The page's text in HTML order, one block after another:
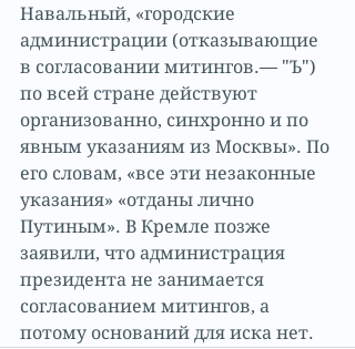
Навальный, «городские
администрации (отказывающие
в согласовании митингов.— "Ъ")
по всей стране действуют
организованно, синхронно и по
явным указаниям из Москвы». По
его словам, «все эти незаконные
указания» «отданы лично
Путиным». В Кремле позже
заявили, что администрация
президента не занимается
согласованием митингов, а
потому оснований для иска нет.